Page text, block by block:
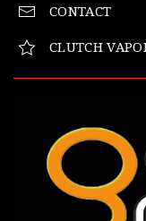
CONTACT
CLUTCH